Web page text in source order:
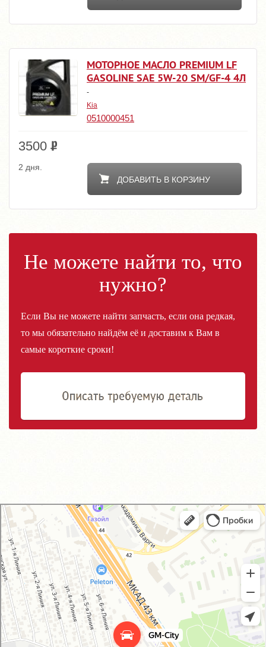
МОТОРНОЕ МАСЛО PREMIUM LF
GASOLINE SAE 5W-20 SM/GF-4 4Л
-
Kia
0510000451
3500
ДОБАВИТЬ В КОРЗИНУ
2 дня.
Не можете найти то, что
нужно?
Если Вы не можете найти запчасть, если она редкая,
то мы обязательно найдём её и доставим к Вам в
самые короткие сроки!
GM-City&VAG-Repair
Автосервис, автотехцентр в Москве
Магазин автозапчастей и автотоваров в Москве